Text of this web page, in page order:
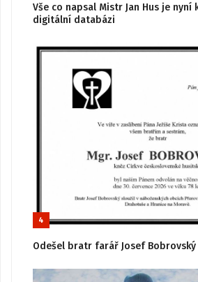
Vše co napsal Mistr Jan Hus je nyní
digitální databázi
4
Odešel bratr farář Josef Bobrovský